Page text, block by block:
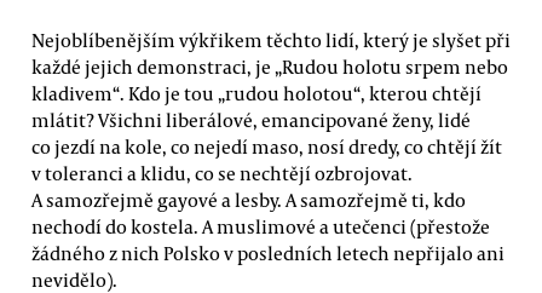
Nejoblíbenějším výkřikem těchto lidí, který je slyšet při
každé jejich demonstraci, je „Rudou holotu srpem nebo
kladivem“. Kdo je tou „rudou holotou“, kterou chtějí
mlátit? Všichni liberálové, emancipované ženy, lidé
co jezdí na kole, co nejedí maso, nosí dredy, co chtějí žít
v toleranci a klidu, co se nechtějí ozbrojovat.
A samozřejmě gayové a lesby. A samozřejmě ti, kdo
nechodí do kostela. A muslimové a utečenci (přestože
žádného z nich Polsko v posledních letech nepřijalo ani
nevidělo).